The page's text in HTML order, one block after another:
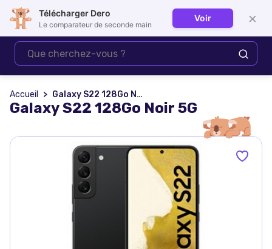
Se connecter
Accueil Galaxy S22 128Go Noir 5G
Galaxy S22 128Go Noir 5G
Télécharger Dero
Le comparateur de seconde main
Voir ×